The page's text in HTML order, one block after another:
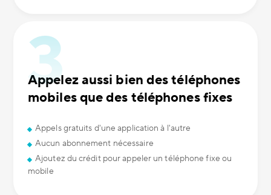
Appelez aussi bien des téléphones
mobiles que des téléphones fixes
Appels gratuits d'une application à l'autre
Aucun abonnement nécessaire
Ajoutez du crédit pour appeler un téléphone fixe ou
mobile